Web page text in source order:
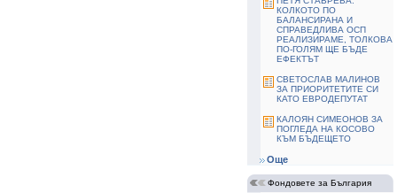
КОЛКОТО ПО
БАЛАНСИРАНА И
СПРАВЕДЛИВА ОСП
РЕАЛИЗИРАМЕ, ТОЛКОВА
ПО-ГОЛЯМ ЩЕ БЪДЕ
ЕФЕКТЪТ
СВЕТОСЛАВ МАЛИНОВ
ЗА ПРИОРИТЕТИТЕ СИ
КАТО ЕВРОДЕПУТАТ
КАЛОЯН СИМЕОНОВ ЗА
ПОГЛЕДА НА КОСОВО
КЪМ БЪДЕЩЕТО
Още
Фондовете за България